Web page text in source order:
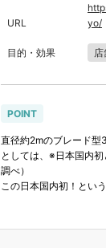
URL
yo/
目的・効果
POINT
直径約2mのブレード型
としては、※日本国内
調べ）
この日本国内初！とい